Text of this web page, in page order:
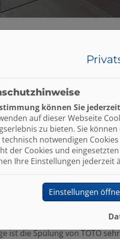
Einfluss auf den
nicht zu unterschätzen. In
WCs mit Druckspülern
7 und 14 Liter pro Spülgang
Doch es geht auch anders.
innovative Lösung
FLUSH Spülung
Eine weitere gute
ist die Spülung von TOTO
können Sie
auf dieser Webseite
zu bieten. Sie
notwendigen
der Cookies und
Ihre Einstellungen jederzeit
Einstellungen